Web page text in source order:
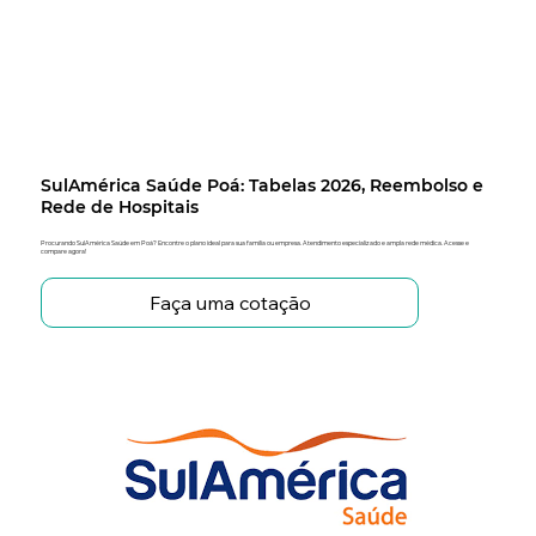
SulAmérica Saúde Poá: Tabelas 2026, Reembolso e
Rede de Hospitais
Procurando SulAmérica Saúde em Poá? Encontre o plano ideal para sua família ou empresa. Atendimento especializado e ampla rede médica. Acesse e
compare agora!
Faça uma cotação